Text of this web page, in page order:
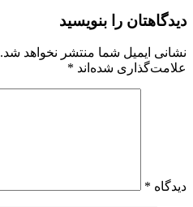
دیدگاهتان را بنویسید
نشانی ایمیل شما منتشر نخواهد شد.
علامت‌گذاری شده‌اند *
دیدگاه *